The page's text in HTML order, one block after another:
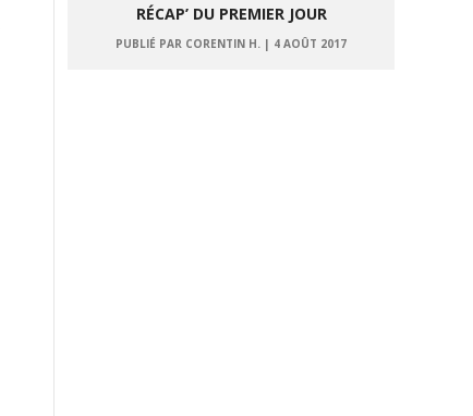
RÉCAP’ DU PREMIER JOUR
PUBLIÉ PAR CORENTIN H. | 4 AOÛT 2017